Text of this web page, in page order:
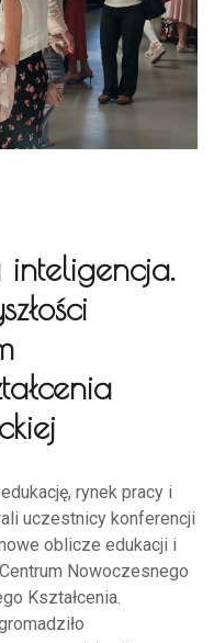
inteligencja.
rynek pracy i
uczestnicy konferencji
oblicze edukacji i
Nowoczesnego
Kształcenia.